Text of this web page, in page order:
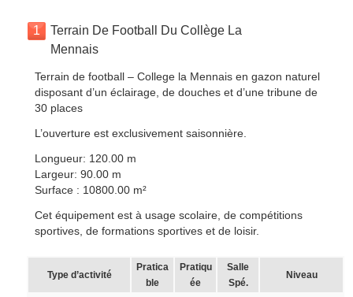
1
Terrain De Football Du Collège La
Mennais
Terrain de football – College la Mennais en gazon naturel
disposant d’un éclairage, de douches et d’une tribune de
30 places
L’ouverture est exclusivement saisonnière.
Longueur: 120.00 m
Largeur: 90.00 m
Surface : 10800.00 m²
Cet équipement est à usage scolaire, de compétitions
sportives, de formations sportives et de loisir.
Type d’activité
Pratica
ble
Pratiqu
ée
Salle
Spé.
Niveau